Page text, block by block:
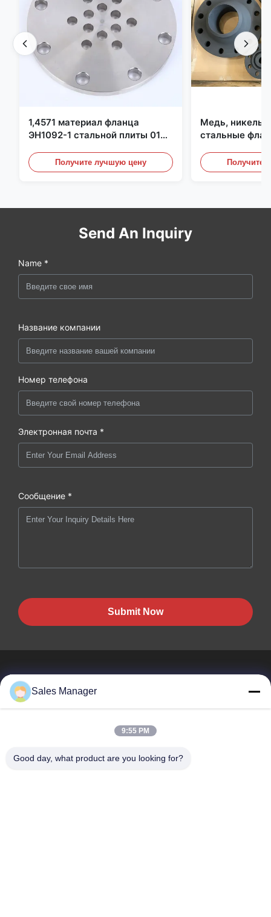
1,4571 материал фланца
ЭН1092-1 стальной плиты 01
Получите лучшую цену
Медь, никель,
стальные
углеродистой
Получите
Send An Inquiry
Name *
Название компании
Номер телефона
Электронная почта *
Сообщение *
Submit Now
Вы не только покупаете сталь, Вы но и покупаете любовь,
Быстрые Ссылки
Sales Manager
9:55 PM
Good day, what product are you looking for?